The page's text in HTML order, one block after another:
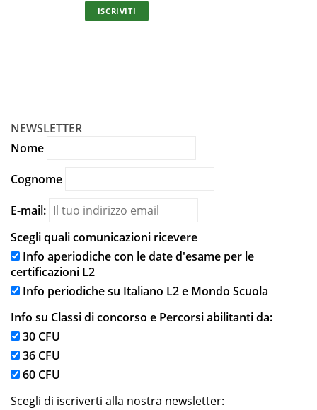
ISCRIVITI
NEWSLETTER
Nome
Cognome
E-mail:
Scegli quali comunicazioni ricevere
Info aperiodiche con le date d'esame per le
certificazioni L2
Info periodiche su Italiano L2 e Mondo Scuola
Info su Classi di concorso e Percorsi abilitanti da:
30 CFU
36 CFU
60 CFU
Scegli di iscriverti alla nostra newsletter: